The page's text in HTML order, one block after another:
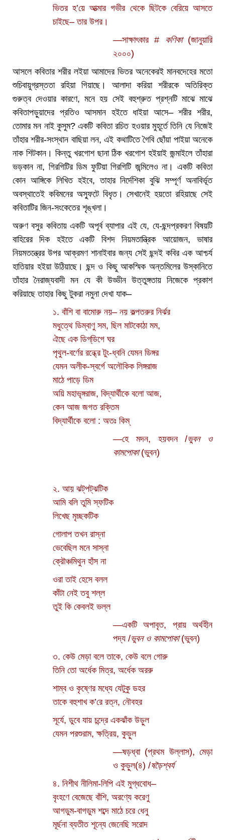
ভিতর হ’য়ে আত্মার গভীর থেকে ছিটকে বেরিয়ে আসতে
চাইছে– তার উপর।
—সাক্ষাৎকার # কণিকা(জানুয়ারি
২০০০)
আসলে কবিতার শরীর লইয়া আমাদের ভিতর অনেকেরই মানবদেহের মতো
শুচিবায়ুগ্রস্ততা রহিয়া গিয়াছে। আলাদা করিয়া শরীরকে অতিরিক্ত
গুরুত্ব দেওয়ার কারণে, মনে হয় সেই বহুশ্রুত প্রশ্নটি মাঝে মাঝে
কবিতাপড়ুয়াদের প্রতিও আসমান হইতে ধাইয়া আসে– শরীর শরীর,
তোমার মন নাই কুসুম? একটি কবিতা রচিত হওয়ার মুহূর্তে তিনি যে নিজেই
তাঁহার শরীর-সংস্থান বাছিয়া লন, এই কথাটিতে গৈবি ছোঁয়া পাইয়া অনেকে
নাক শিটকান। কিন্তু খরগোশ ছানা ঠিক খরগোশ হইয়াই জন্মাইলে তাঁহারা
ভড়কান না, গিরগিটির ডিম ফুটিয়া গিরগিটি জন্মিলেও না। একটি কবিতা
কোন আঙ্গিকে লিখিত হইবে, তাহার নির্দেশিকা বুঝি সম্পূর্ণ অনাবির্ভূত
অবস্থাতেই কবিমনের অস্ফুটে বিধৃত। সেখানেই হয়তো রহিয়াছে সেই
কবিতাটির জিন-সংকেতের শৃঙ্খলা।
অরুণ বসুর কবিতায় একটি অপূর্ব ব্যাপার এই যে, যে-ছন্দপ্রকরণ বিষয়টি
বাহিরের দিক হইতে একটি বিশদ নিয়মতান্ত্রিক আয়োজন, ভাষার
নিয়মতন্ত্রের উপর আক্রমণ শানাইবার জন্য সেই ছন্দই কবির এক আশ্চর্য
হাতিয়ার হইয়া উঠিয়াছে। ছন্দ ও কিছু আকস্মিক অন্তমিলের উস্কানিতে
তাঁহার নৈরাজ্যবাদী মন যে কী উড্ডীন উত্তুঙ্গতায় নিজেকে প্রকাশ
করিয়াছে তাহার কিছু টুকরা নমুনা দেখা যাক–
১. বাঁশি বা বামোরু নয়– নয় কল্পতরুর নির্ঝর
মধুত্থে ডিম্বাণু সম, ছিল মাটকোঠা মম,
ঐছে এক ডিগ্‌ডিগে ঘর
পৃথুল-বর্ণের রন্ধ্রে টুং-ধ্বনি যেমন ডিঙ্গর
যেমন অলীক-স্বর্গে অলৌকিক লিঙ্গরাজ
মাঠে পাড়ে ডিম
অয়ি মহাভৃঙ্গরাজ, বিদ্যার্থীকে বলো আজ,
কেন আজ জগত রক্তিম
বিদ্যার্থীকে বলো : অতঃ কিম্‌
—হে মদন, হয়বদন /ভুবন ও
কামপোকা(ভুবন)
২. আয় ঝট্‌পট্‌ঝটিক
আমি বলি তুমি স্ফটিক
লিখেছ মৃচ্ছকটিক
গোলাপ তখন রাস্না
ভেবেছিল মনে সাস্না
ক্রৌঞ্চমিথুন হাঁস না
ওরা তাই হেসে বলল
কাঁটা নেই তবু শল্ল
তুই কি কেবলই ভল্ল
—একটি অপাবৃত, প্রায় অর্থহীন
পদ্য /ভুবন ও কামপোকা(ভুবন)
৩. কেউ মেড়া বলে তাকে, কেউ বলে গোরু
তিনি তো অর্ধেক মিত্র, অর্ধেক অররু
শাম্ব ও কৃষ্ণের মধ্যে যেটুকু ডহর
তাকে বহুশাখ ক’রে রত্ন, নৌবহর
সূর্যে, ডুবে যায় চন্দ্রে একঝাঁক উড়ুল
যেমন পরশুরাম, ক্ষত্রিয়, কুড়ুল
—ষড়ধ্বা (প্রথম উল্লাস), মেড়া
ও কুড়ুল(৪) /ষড়ৈশ্বর্য
৪. নিশীথ নীলিমা-লিপি এই মুগ্ধবোধ–
বৃংহণে বেজেছে বাঁশি, অরণ্যে করেণু
আগডুম-বাগডুম শব্দে মাঠে চরে ধেনু
মূর্ছনা ব্যতীত শূন্যে জেনেছি সরোদ